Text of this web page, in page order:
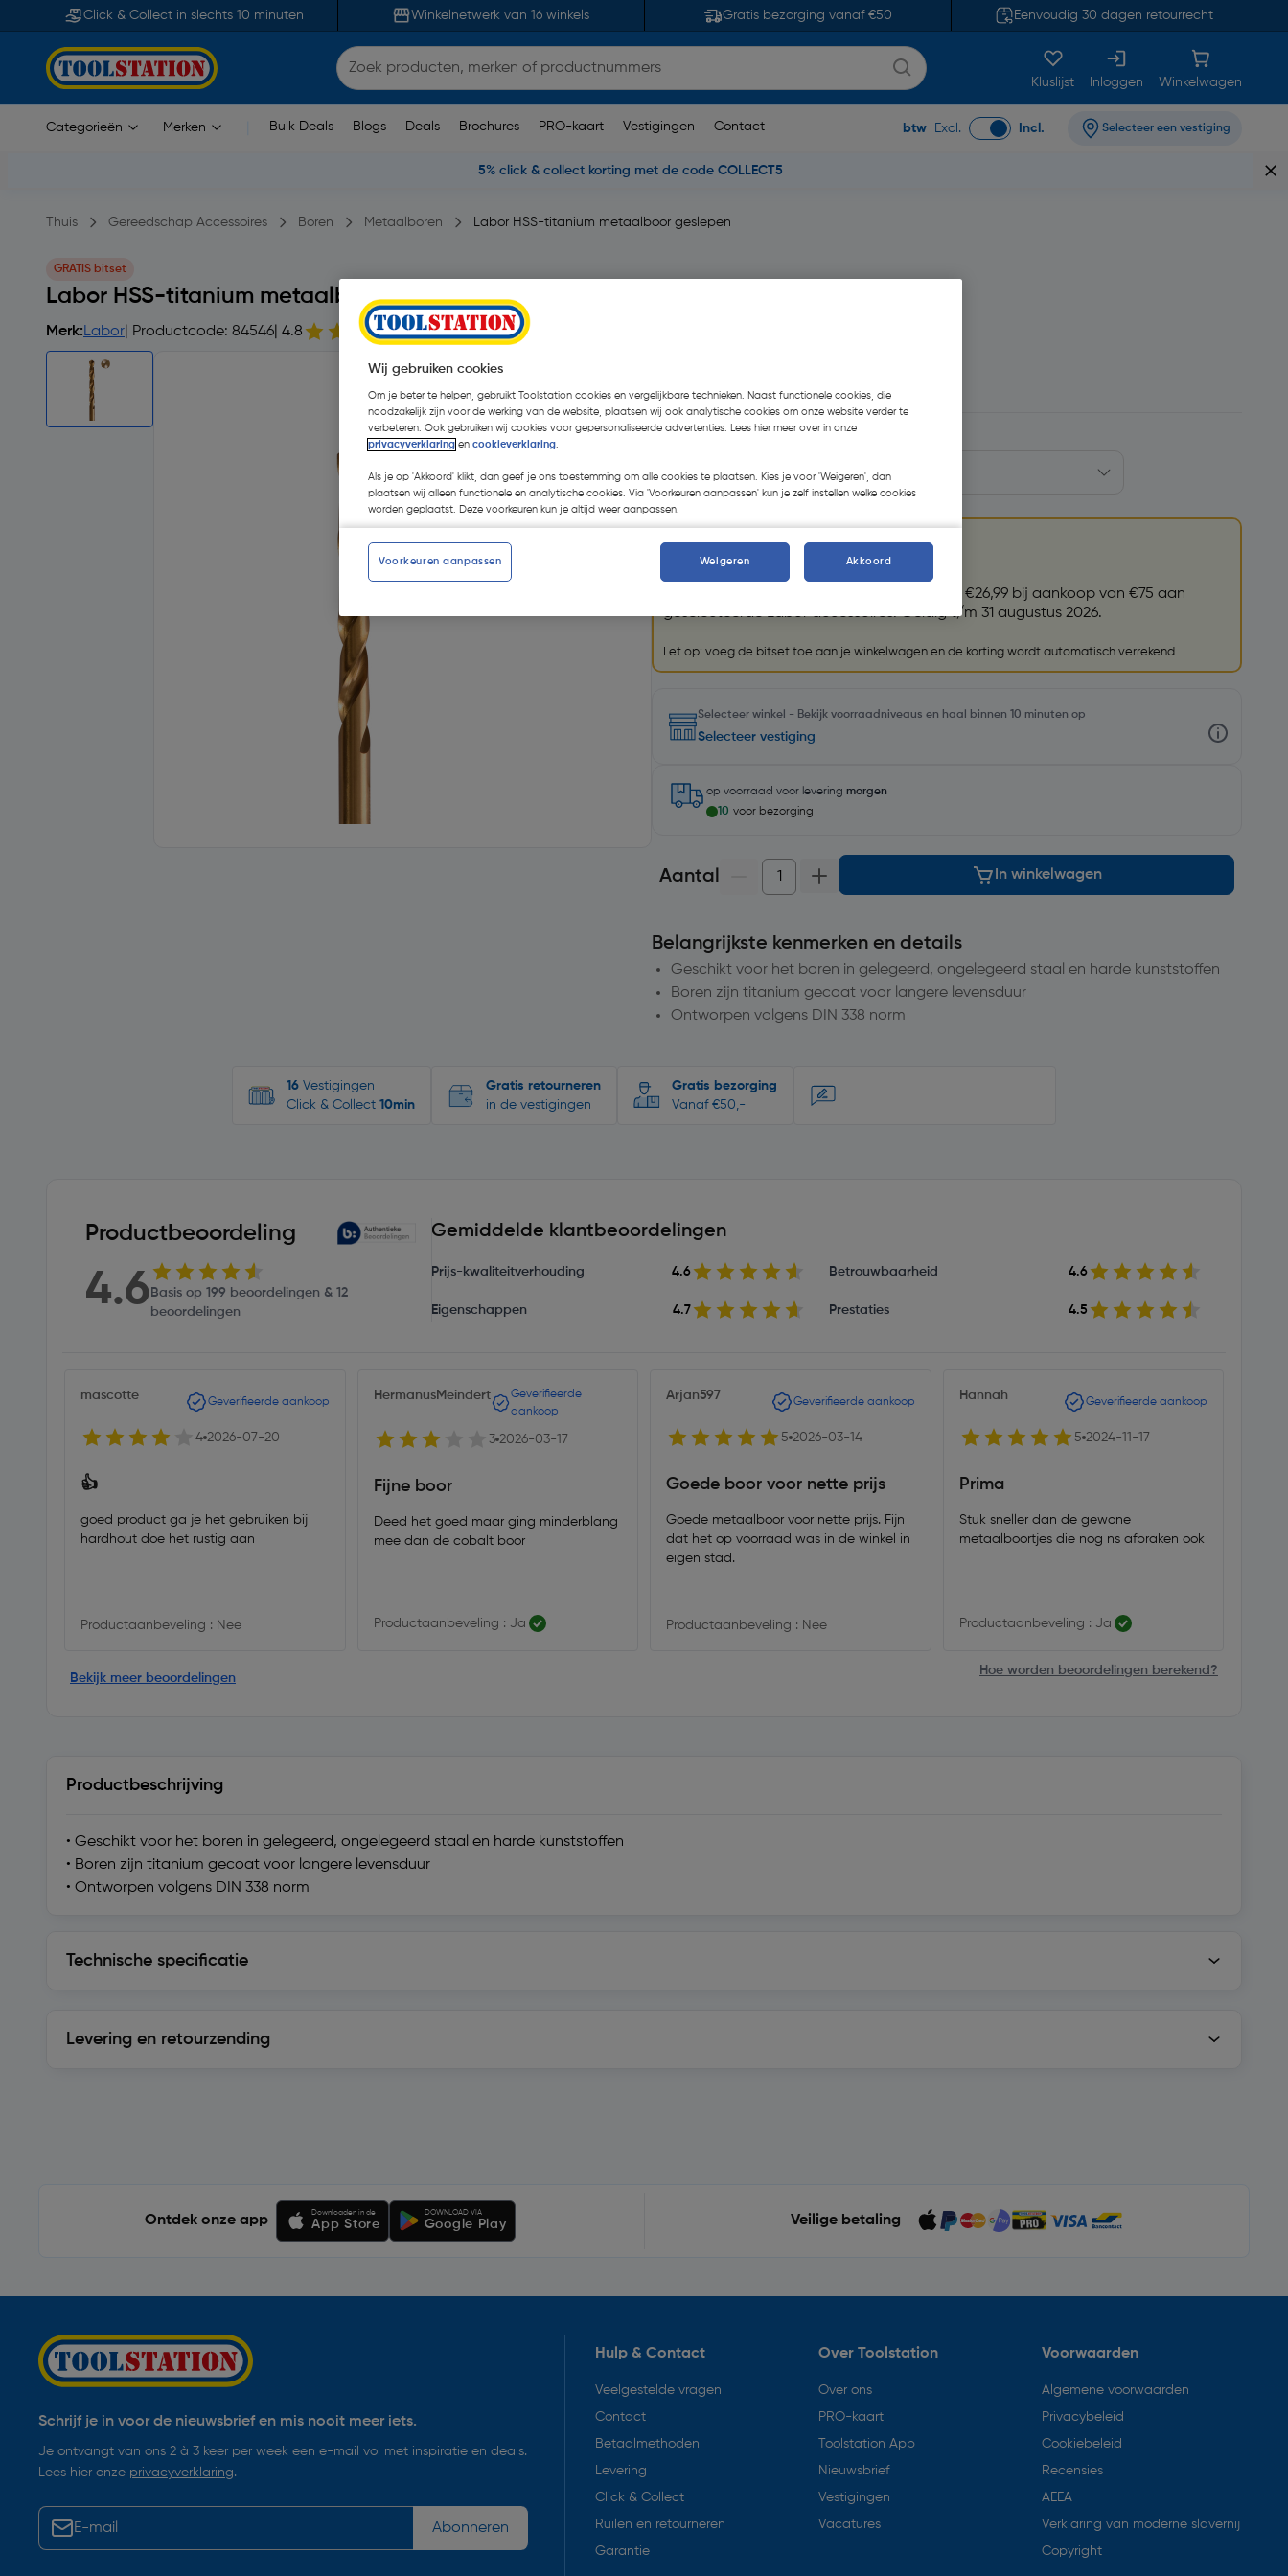
Click & Collect in slechts 10 minuten Winkelnetwerk van 16 winkels Gratis bezorging vanaf €50 Eenvoudig 30 dagen retourrecht
Kluslijst Inloggen Winkelwagen
Categorieën Merken Bulk Deals Blogs Deals Brochures PRO-kaart Vestigingen Contact btw Excl. Incl. Selecteer een vestiging
5% click & collect korting met de code COLLECT5
Thuis Gereedschap Accessoires Boren Metaalboren Labor HSS-titanium metaalboor geslepen
GRATIS bitset
Labor HSS-titanium metaalboor geslepen 3,5x70mm
Merk:Labor | Productcode: 84546 | 4.8 199 beoordelingen
Promoties
t.w.v. €26,99 bij aankoop van €75 aan
geselecteerde Labor accessoires. Geldig t/m 31 augustus 2026.
Let op: voeg de bitset toe aan je winkelwagen en de korting wordt automatisch verrekend.
Selecteer winkel - Bekijk voorraadniveaus en haal binnen 10 minuten op
Selecteer vestiging
op voorraad voor levering morgen
10 voor bezorging
Aantal In winkelwagen
Belangrijkste kenmerken en details
Geschikt voor het boren in gelegeerd, ongelegeerd staal en harde kunststoffen
Boren zijn titanium gecoat voor langere levensduur
Ontworpen volgens DIN 338 norm
16 Vestigingen
Click & Collect 10min
Gratis retourneren
in de vestigingen
Gratis bezorging
Vanaf €50,-
Productbeoordeling
4.6 Basis op 199 beoordelingen & 12
beoordelingen
Gemiddelde klantbeoordelingen
Prijs-kwaliteitverhouding 4.6 Betrouwbaarheid 4.6
Eigenschappen 4.7 Prestaties 4.5
mascotte Geverifieerde aankoop
4 2026-07-20
👍
goed product ga je het gebruiken bij
hardhout doe het rustig aan
Productaanbeveling : Nee
HermanusMeindert
Geverifieerde
aankoop
3 2026-03-17
Fijne boor
Deed het goed maar ging minderblang
mee dan de cobalt boor
Productaanbeveling : Ja
Arjan597 Geverifieerde aankoop
5 2026-03-14
Goede boor voor nette prijs
Goede metaalboor voor nette prijs. Fijn
dat het op voorraad was in de winkel in
eigen stad.
Productaanbeveling : Nee
Hannah Geverifieerde aankoop
5 2024-11-17
Prima
Stuk sneller dan de gewone
metaalboortjes die nog ns afbraken ook
Productaanbeveling : Ja
Bekijk meer beoordelingen
Hoe worden beoordelingen berekend?
Productbeschrijving
• Geschikt voor het boren in gelegeerd, ongelegeerd staal en harde kunststoffen
• Boren zijn titanium gecoat voor langere levensduur
• Ontworpen volgens DIN 338 norm
Technische specificatie
Levering en retourzending
Ontdek onze app
Downloaden in de
App Store
DOWNLOAD VIA
Google Play Veilige betaling
Schrijf je in voor de nieuwsbrief en mis nooit meer iets.
Je ontvangt van ons 2 à 3 keer per week een e-mail vol met inspiratie en deals.
Lees hier onze privacyverklaring.
Abonneren
Hulp & Contact
Veelgestelde vragen
Contact
Betaalmethoden
Levering
Click & Collect
Ruilen en retourneren
Garantie
Over Toolstation
Over ons
PRO-kaart
Toolstation App
Nieuwsbrief
Vestigingen
Vacatures
Voorwaarden
Algemene voorwaarden
Privacybeleid
Cookiebeleid
Recensies
AEEA
Verklaring van moderne slavernij
Copyright
Wij gebruiken cookies
Om je beter te helpen, gebruikt Toolstation cookies en vergelijkbare technieken. Naast functionele cookies, die
noodzakelijk zijn voor de werking van de website, plaatsen wij ook analytische cookies om onze website verder te
verbeteren. Ook gebruiken wij cookies voor gepersonaliseerde advertenties. Lees hier meer over in onze
privacyverklaring en cookieverklaring.
Als je op 'Akkoord' klikt, dan geef je ons toestemming om alle cookies te plaatsen. Kies je voor 'Weigeren', dan
plaatsen wij alleen functionele en analytische cookies. Via 'Voorkeuren aanpassen' kun je zelf instellen welke cookies
worden geplaatst. Deze voorkeuren kun je altijd weer aanpassen.
Voorkeuren aanpassen Weigeren Akkoord